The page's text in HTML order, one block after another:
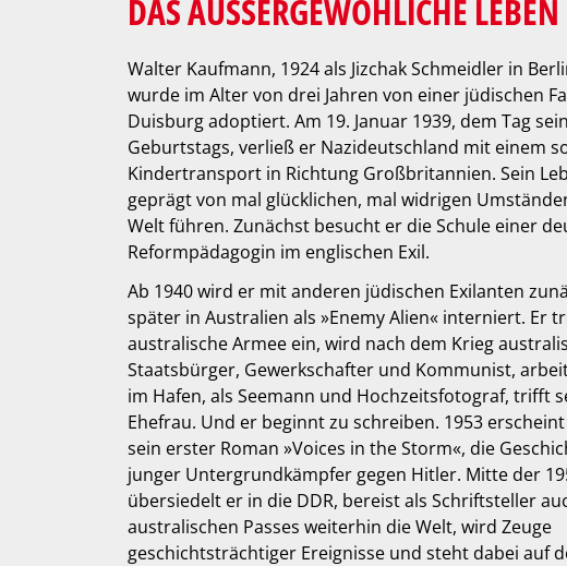
DAS AUSSERGEWÖHLICHE
Walter Kaufmann, 1924 als Jizchak Schmeidler in
wurde im Alter von drei Jahren von einer jüdischen
Duisburg adoptiert. Am 19. Januar 1939, dem Tag
Geburtstags, verließ er Nazideutschland mit einem
Kindertransport in Richtung Großbritannien. Sein
geprägt von mal glücklichen, mal widrigen
Welt führen. Zunächst besucht er die Schule einer
Reformpädagogin im englischen Exil.
Ab 1940 wird er mit anderen jüdischen Exilanten
später in Australien als »Enemy Alien« interniert. Er
australische Armee ein, wird nach dem Krieg
Staatsbürger, Gewerkschafter und Kommunist,
im Hafen, als Seemann und Hochzeitsfotograf, trifft
Ehefrau. Und er beginnt zu schreiben. 1953
sein erster Roman »Voices in the Storm«, die
junger Untergrundkämpfer gegen Hitler. Mitte der
übersiedelt er in die DDR, bereist als Schriftsteller
australischen Passes weiterhin die Welt, wird Zeuge
geschichtsträchtiger Ereignisse und steht dabei auf